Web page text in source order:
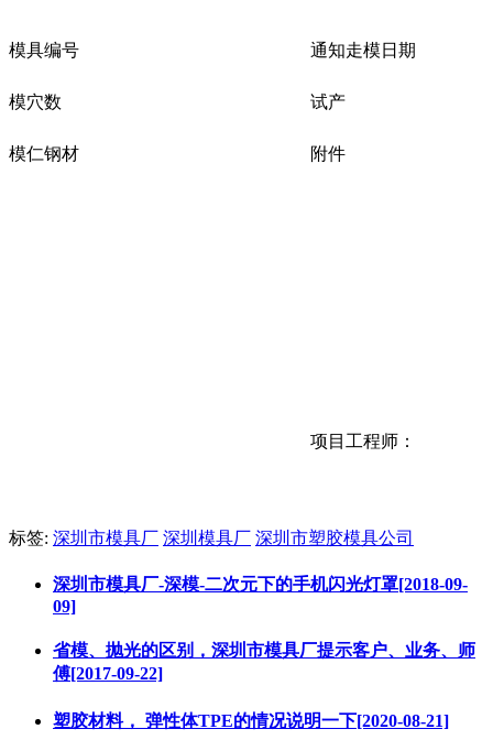
模具编号 通知走模日期
模穴数 试产
模仁钢材 附件
项目工程师：
标签: 深圳市模具厂 深圳模具厂 深圳市塑胶模具公司
深圳市模具厂-深模-二次元下的手机闪光灯罩[2018-09-
09]
省模、抛光的区别，深圳市模具厂提示客户、业务、师
傅[2017-09-22]
塑胶材料， 弹性体TPE的情况说明一下[2020-08-21]